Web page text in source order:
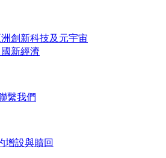
創新科技及元宇宙
新經濟
繫我們
增設與贖回